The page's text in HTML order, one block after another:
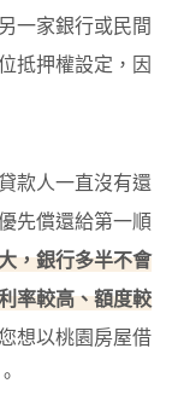
一家銀行或民間
抵押權設定，因
款人一直沒有還
先償還給第一順
，銀行多半不會
率較高、額度較
想以桃園房屋借